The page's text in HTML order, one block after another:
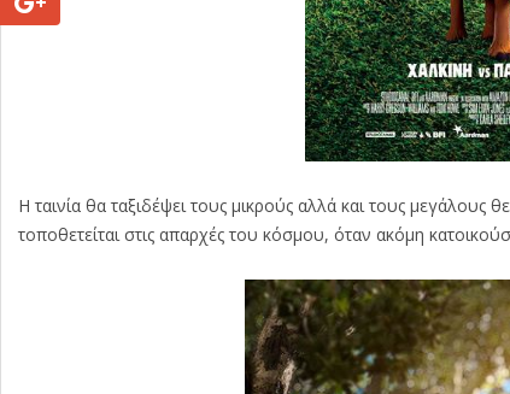
Η ταινία θα ταξιδέψει τους μικρούς αλλά και τους μεγάλους
τοποθετείται στις απαρχές του κόσμου, όταν ακόμη